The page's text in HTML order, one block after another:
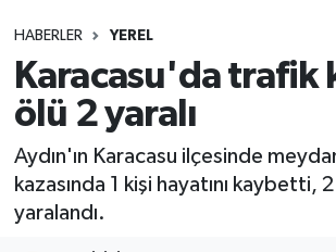
HABERLER YEREL
Karacasu'da trafik
ölü 2 yaralı
Aydın'ın Karacasu ilçesinde
kazasında 1 kişi hayatını kaybetti,
yaralandı.
Tüm Manşetler
Son Dakika Haberleri
Haber Arşivi